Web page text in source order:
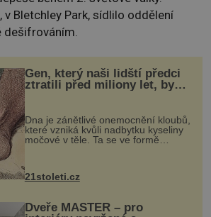
v Bletchley Park, sídlilo oddělení
dešifrováním.
Gen, který naši lidští předci
ztratili před miliony let, by
mohl pomoci s léčbou
„nemoci králů“
Dna je zánětlivé onemocnění kloubů,
které vzniká kvůli nadbytku kyseliny
močové v těle. Ta se ve formě
nohou, a způsobuje bole...
21stoleti.cz
Dveře MASTER – pro